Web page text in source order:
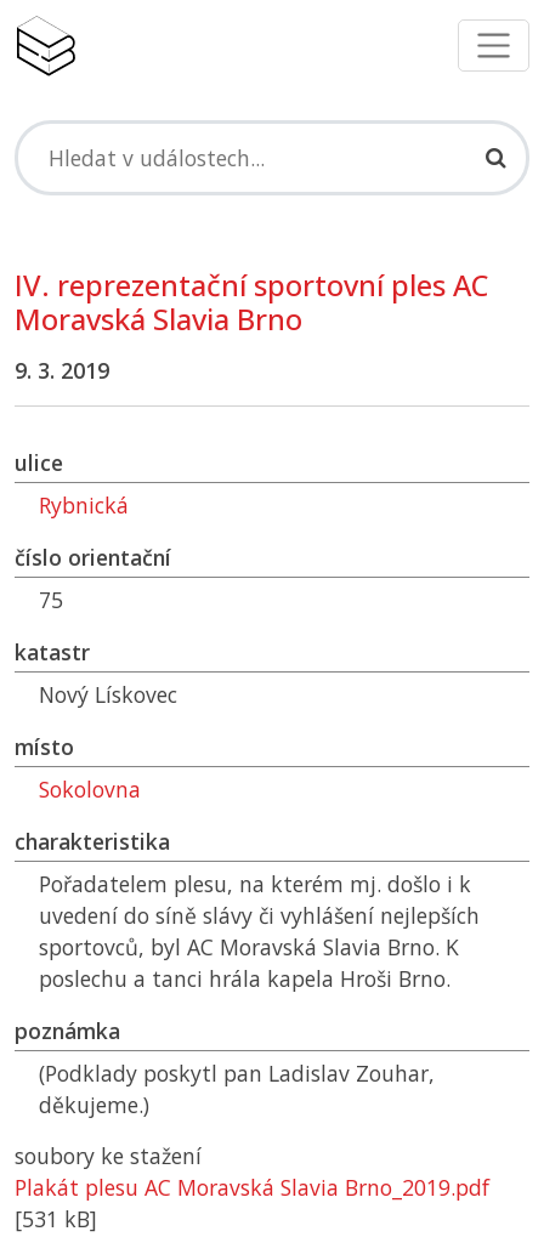
IV. reprezentační sportovní plesAC
Moravská Slavia Brno
9. 3. 2019
ulice
Rybnická
číslo orientační
75
katastr
Nový Lískovec
místo
Sokolovna
charakteristika
Pořadatelem plesu, na kterém mj. došlo i k
uvedení do síně slávy či vyhlášení nejlepších
sportovců, byl AC Moravská Slavia Brno. K
poslechu a tanci hrála kapela Hroši Brno.
poznámka
(Podklady poskytl pan Ladislav Zouhar,
děkujeme.)
soubory ke stažení
Plakát plesu AC Moravská Slavia Brno_2019.pdf
[531 kB]